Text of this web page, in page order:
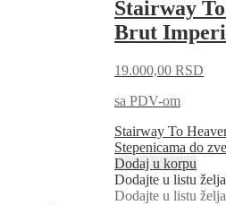
Stairway
Brut
19.000,00 RSD
sa PDV-om
Stairway To
Stepenicama do
Dodaj u korpu
Dodajte u listu želja
Dodajte u listu želja